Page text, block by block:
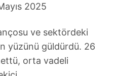
2025
ve sektördeki
yüzünü güldürdü. 26
orta vadeli